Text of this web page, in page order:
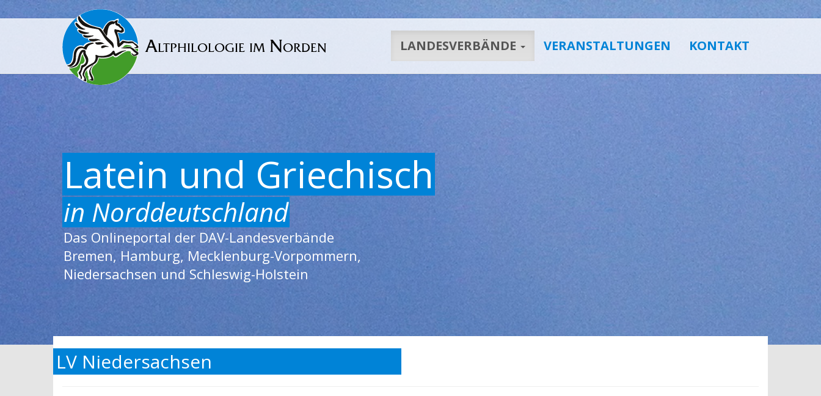
Altphilologie im Norden LANDESVERBÄNDE VERANSTALTUNGEN KONTAKT
Latein und Griechisch
in Norddeutschland
Das Onlineportal der DAV-Landesverbände
Bremen, Hamburg, Mecklenburg-Vorpommern,
Niedersachsen und Schleswig-Holstein
LV Niedersachsen